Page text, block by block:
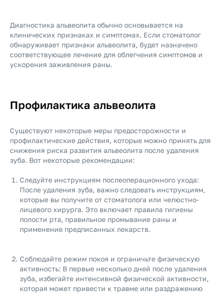
Диагностика альвеолита обычно основывается на
клинических признаках и симптомах. Если стоматолог
обнаруживает признаки альвеолита, будет назначено
соответствующее лечение для облегчения симптомов и
ускорения заживления раны.
Профилактика альвеолита
Существуют некоторые меры предосторожности и
профилактические действия, которые можно принять для
снижения риска развития альвеолита после удаления
зуба. Вот некоторые рекомендации:
Следуйте инструкциям послеоперационного ухода:
После удаления зуба, важно следовать инструкциям,
которые вы получите от стоматолога или челюстно-
лицевого хирурга. Это включает правила гигиены
полости рта, правильное промывание раны и
применение предписанных лекарств.
Соблюдайте режим покоя и ограничьте физическую
активность: В первые несколько дней после удаления
зуба, избегайте интенсивной физической активности,
которая может привести к травме или раздражению